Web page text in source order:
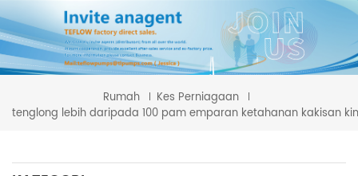
Rumah
Kes Perniagaan
tenglong lebih daripada 100 pam emparan ketahanan kakisan